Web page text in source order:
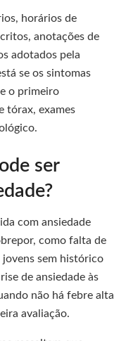
horários de
anotações de
adotados pela
se os sintomas
o primeiro
tórax, exames
ser
com ansiedade
como falta de
sem histórico
de ansiedade às
não há febre alta
avaliação.